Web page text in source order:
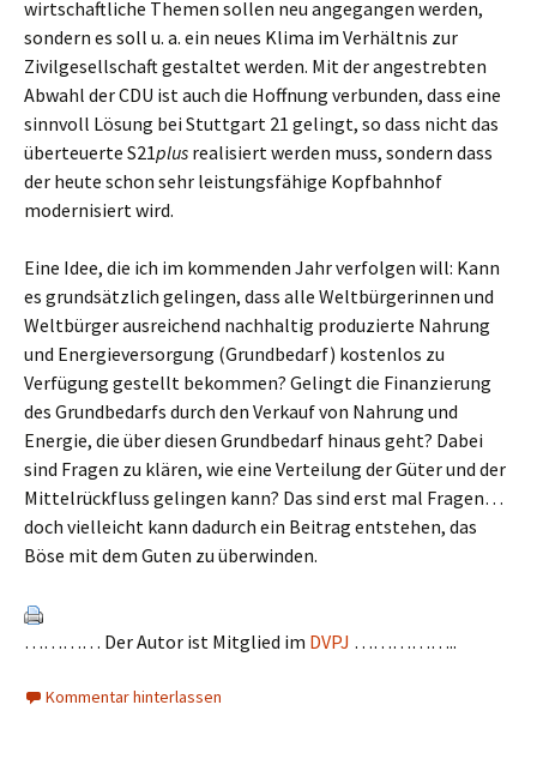
wirtschaftliche Themen sollen neu angegangen werden,
sondern es soll u. a. ein neues Klima im Verhältnis zur
Zivilgesellschaft gestaltet werden. Mit der angestrebten
Abwahl der CDU ist auch die Hoffnung verbunden, dass eine
sinnvoll Lösung bei Stuttgart 21 gelingt, so dass nicht das
überteuerte S21plus realisiert werden muss, sondern dass
der heute schon sehr leistungsfähige Kopfbahnhof
modernisiert wird.
Eine Idee, die ich im kommenden Jahr verfolgen will: Kann
es grundsätzlich gelingen, dass alle Weltbürgerinnen und
Weltbürger ausreichend nachhaltig produzierte Nahrung
und Energieversorgung (Grundbedarf) kostenlos zu
Verfügung gestellt bekommen? Gelingt die Finanzierung
des Grundbedarfs durch den Verkauf von Nahrung und
Energie, die über diesen Grundbedarf hinaus geht? Dabei
sind Fragen zu klären, wie eine Verteilung der Güter und der
Mittelrückfluss gelingen kann? Das sind erst mal Fragen…
doch vielleicht kann dadurch ein Beitrag entstehen, das
Böse mit dem Guten zu überwinden.
………… Der Autor ist Mitglied im DVPJ ……………..
Kommentar hinterlassen